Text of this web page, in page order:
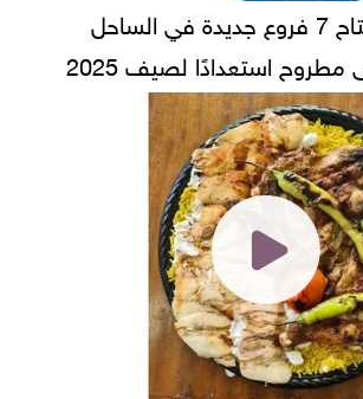
"بلبن" تعلن افتتاح 7 فروع جديدة في الساحل
استعدادًا لصيف 2025